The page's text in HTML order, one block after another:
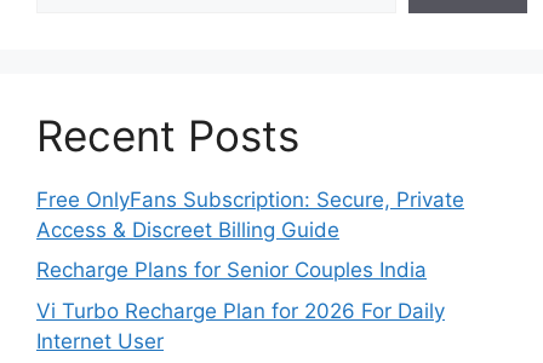
Recent Posts
Free OnlyFans Subscription: Secure, Private
Access & Discreet Billing Guide
Recharge Plans for Senior Couples India
Vi Turbo Recharge Plan for 2026 For Daily
Internet User